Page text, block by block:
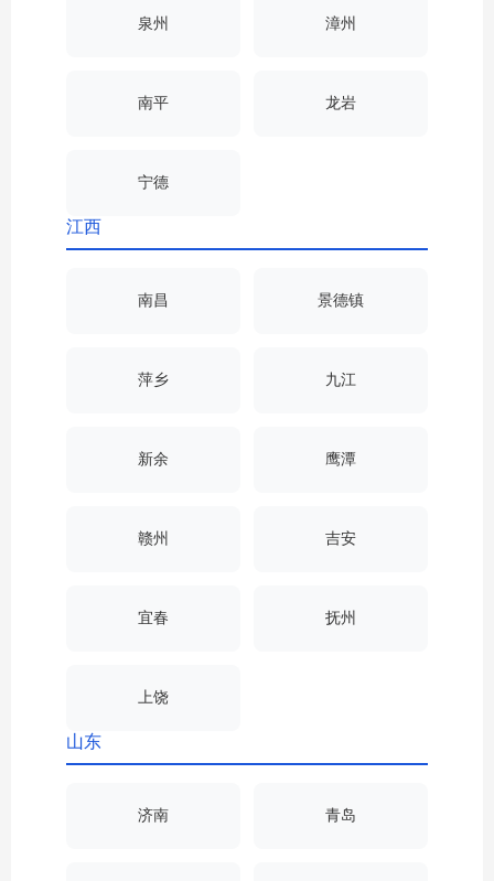
泉州 漳州
南平 龙岩
宁德
江西
南昌 景德镇
萍乡 九江
新余 鹰潭
赣州 吉安
宜春 抚州
上饶
山东
济南 青岛